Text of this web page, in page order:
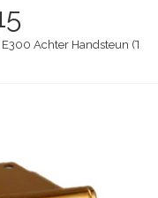
Achter Handsteun